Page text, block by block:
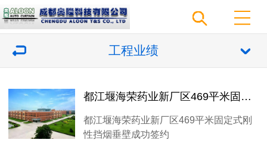
工程业绩
都江堰海荣药业新厂区469平米固定式刚性挡烟垂壁成功签约
都江堰海荣药业新厂区469平米固定式刚
性挡烟垂壁成功签约